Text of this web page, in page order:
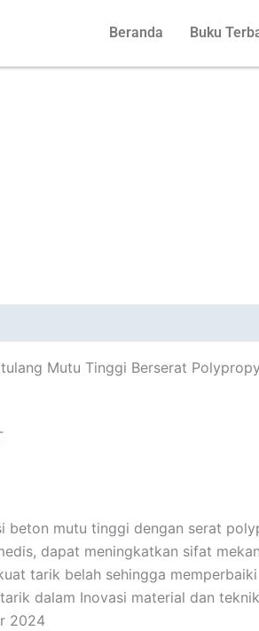
Beranda Buku
Mutu Tinggi Berserat
beton mutu tinggi dengan serat
dapat meningkatkan sifat
tarik belah sehingga
dalam Inovasi material dan
2024